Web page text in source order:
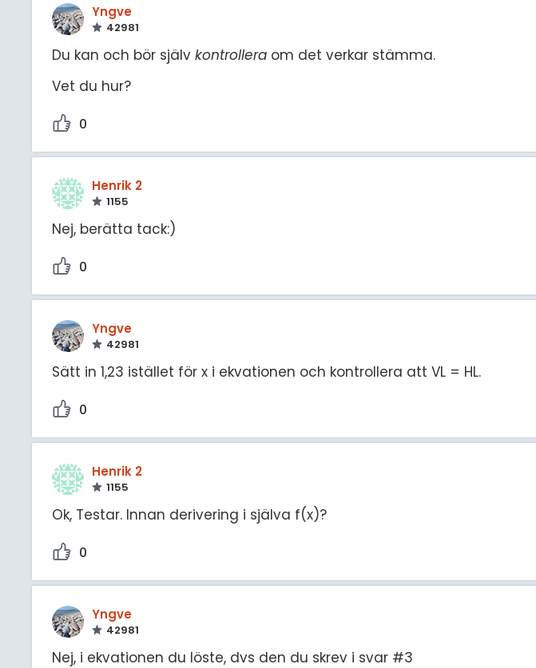
Yngve
42981
Du kan och bör själv kontrollera om det verkar stämma.
Vet du hur?
0
Henrik 2
1155
Nej, berätta tack:)
0
Yngve
42981
Sätt in 1,23 istället för x i ekvationen och kontrollera att VL = HL.
0
Henrik 2
1155
Ok, Testar. Innan derivering i själva f(x)?
0
Yngve
42981
Nej, i ekvationen du löste, dvs den du skrev i svar #3